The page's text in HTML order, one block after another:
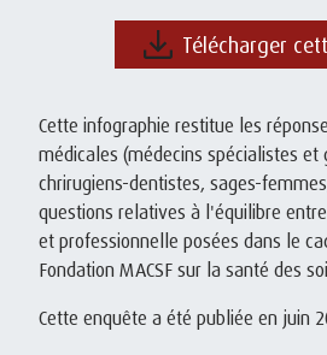
Télécharger
Cette infographie restitue les
médicales (médecins spécialistes et
chrirugiens-dentistes, sages-
questions relatives à l'équilibre
et professionnelle posées dans le
Fondation MACSF sur la santé des
Cette enquête a été publiée en juin